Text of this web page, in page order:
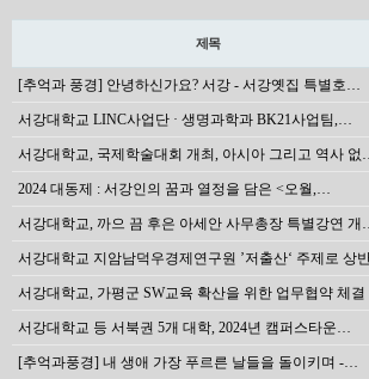
제목
[추억과 풍경] 안녕하신가요? 서강 - 서강옛집 특별호…
서강대학교 LINC사업단 · 생명과학과 BK21사업팀,…
서강대학교, 국제학술대회 개최, 아시아 그리고 역사
2024 대동제 : 서강인의 꿈과 열정을 담은 <오월,…
서강대학교, 까으 끔 후은 아세안 사무총장 특별강연
서강대학교 지암남덕우경제연구원 ’저출산‘ 주제로 상
서강대학교, 가평군 SW교육 확산을 위한 업무협약 체결
서강대학교 등 서북권 5개 대학, 2024년 캠퍼스타운…
[추억과풍경] 내 생애 가장 푸르른 날들을 돌이키며 -…